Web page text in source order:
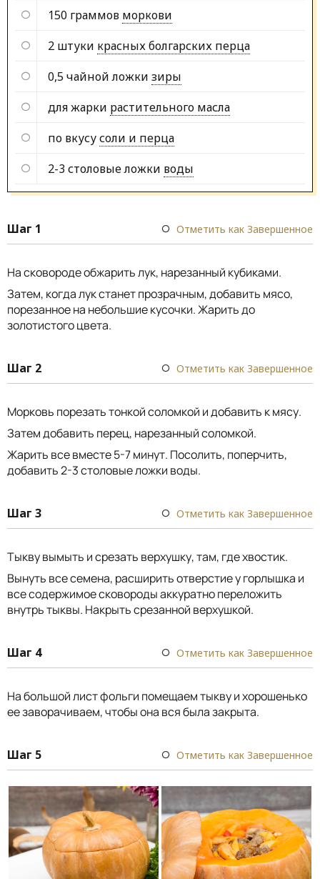
150 граммов моркови
2 штуки красных болгарских перца
0,5 чайной ложки зиры
для жарки растительного масла
по вкусусоли и перца
2-3 столовые ложки воды
Шаг 1 Отметить как Завершенное
На сковороде обжарить лук, нарезанный кубиками.
Затем, когда лук станет прозрачным, добавить мясо,
порезанное на небольшие кусочки. Жарить до
золотистого цвета.
Шаг 2 Отметить как Завершенное
Морковь порезать тонкой соломкой и добавить к мясу.
Затем добавить перец, нарезанный соломкой.
Жарить все вместе 5-7 минут. Посолить, поперчить,
добавить 2-3 столовые ложки воды.
Шаг 3 Отметить как Завершенное
Тыкву вымыть и срезать верхушку, там, где хвостик.
Вынуть все семена, расширить отверстие у горлышка и
все содержимое сковороды аккуратно переложить
внутрь тыквы. Накрыть срезанной верхушкой.
Шаг 4 Отметить как Завершенное
На большой лист фольги помещаем тыкву и хорошенько
ее заворачиваем, чтобы она вся была закрыта.
Шаг 5 Отметить как Завершенное